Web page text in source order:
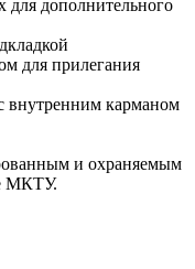
дополнительного
для прилегания
внутренним карманом
и охраняемым
МКТУ.